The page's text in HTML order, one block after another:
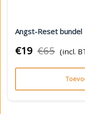
Angst-Reset bundel
€19 €65 (incl.